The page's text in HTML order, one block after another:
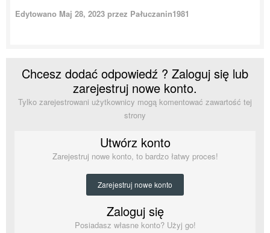
Edytowano Maj 28, 2023 przez Pałuczanin1981
Chcesz dodać odpowiedź ? Zaloguj się lub
zarejestruj nowe konto.
Tylko zarejestrowani użytkownicy mogą komentować zawartość tej
strony
Utwórz konto
Zarejestruj nowe konto, to bardzo łatwy proces!
Zarejestruj nowe konto
Zaloguj się
Posiadasz własne konto? Użyj go!